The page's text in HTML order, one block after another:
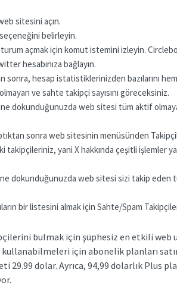
sitesini açın.
belirleyin.
açmak için komut istemini izleyin.
hesabınıza bağlayın.
sonra, hesap istatistiklerinizden bazılarını
ve sahte takipçi sayısını göreceksiniz.
dokunduğunuzda web sitesi tüm aktif
sonra web sitesinin menüsünden
yani X hakkında çeşitli işlemler
dokunduğunuzda web sitesi sizi takip eden
bir listesini almak için Sahte/Spam
bulmak için şüphesiz en etkili web
için abonelik planları
dolar. Ayrıca, 94,99 dolarlık Plus